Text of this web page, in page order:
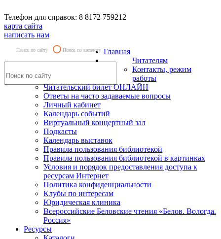
Телефон для справок: 8 8172 759212
карта сайта
написать нам
Поиск по сайту Поиск по каталогу Главная
Читателям
Контакты, режим
работы
Читательский билет ОНЛАЙН
Ответы на часто задаваемые вопросы
Личный кабинет
Календарь событий
Виртуальный концертный зал
Подкасты
Календарь выставок
Правила пользования библиотекой
Правила пользования библиотекой в картинках
Условия и порядок предоставления доступа к
ресурсам Интернет
Политика конфиденциальности
Клубы по интересам
Юридическая клиника
Всероссийские Беловские чтения «Белов. Вологда.
Россия»
Ресурсы